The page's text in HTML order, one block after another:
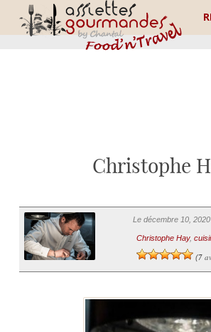
Christophe
Le décembre 10, 2020
Christophe Hay,
(7